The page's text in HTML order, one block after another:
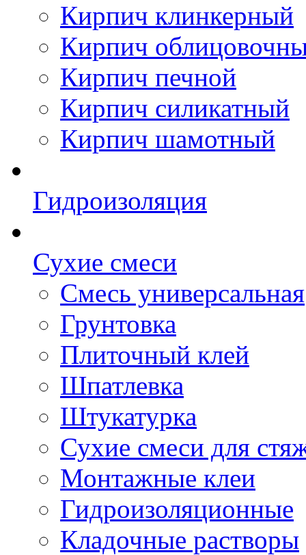
Кирпич клинкерный
Кирпич
Кирпич печной
Кирпич силикатный
Кирпич шамотный
Гидроизоляция
Сухие смеси
Смесь универсальная
Грунтовка
Плиточный клей
Шпатлевка
Штукатурка
Сухие смеси для
Монтажные клеи
Гидроизоляционные
Кладочные растворы